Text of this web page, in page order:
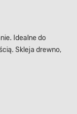
Idealne do
Skleja drewno,